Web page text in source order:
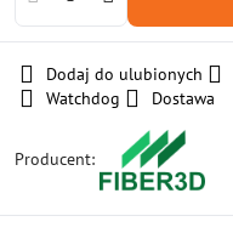
Dodaj do ulubionych
Watchdog
Dostawa
Producent: